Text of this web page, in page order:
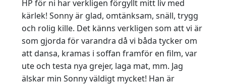
HP för ni har verkligen förgyllt mitt liv med
kärlek! Sonny är glad, omtänksam, snäll, trygg
och rolig kille. Det känns verkligen som att vi är
som gjorda för varandra då vi båda tycker om
att dansa, kramas i soffan framför en film, var
ute och testa nya grejer, laga mat, mm. Jag
älskar min Sonny väldigt mycket! Han är